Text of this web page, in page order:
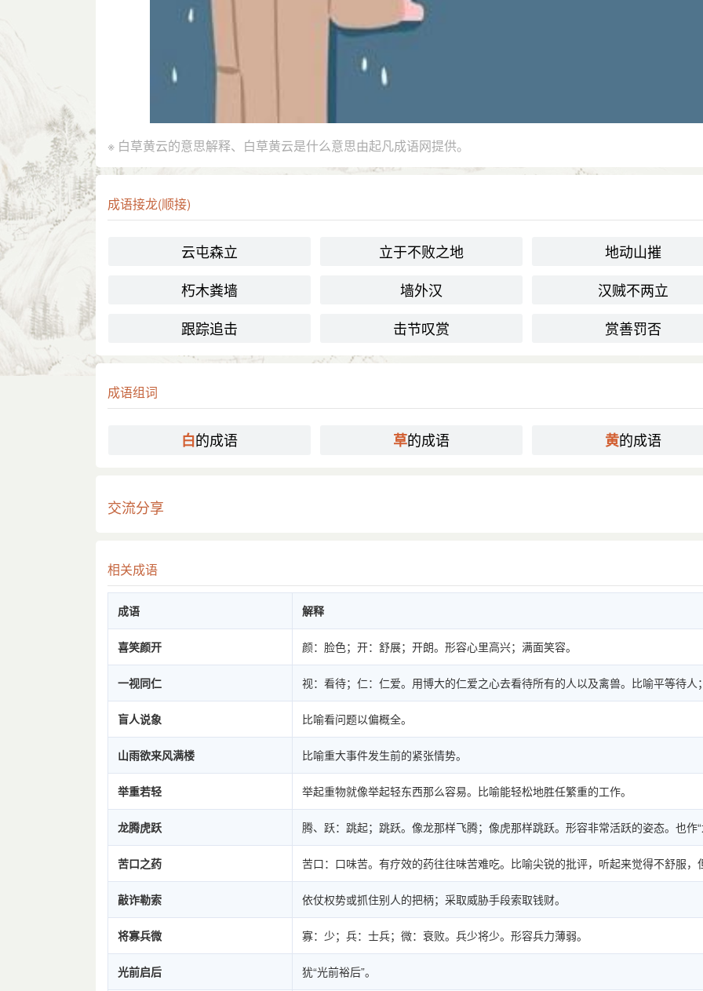
※ 白草黄云的意思解释、白草黄云是什么意思由起凡成语网提供。
成语接龙(顺接)
云屯森立 立于不败之地
地动山摧
朽木粪墙
墙外汉
汉贼不两立
跟踪追击
击节叹赏 赏善罚否
成语组词
白的成语 草的成语 黄的成语
交流分享
相关成语
成语 解释
喜笑颜开 颜：脸色；开：舒展；开朗。形容心里高兴；满面笑容。
一视同仁 视：看待；仁：仁爱。用博大的仁爱之心去看待所有的人以及禽兽。比喻平等待人
盲人说象 比喻看问题以偏概全。
山雨欲来风满楼 比喻重大事件发生前的紧张情势。
举重若轻 举起重物就像举起轻东西那么容易。比喻能轻松地胜任繁重的工作。
龙腾虎跃 腾、跃：跳起；跳跃。像龙那样飞腾；像虎那样跳跃。形容非常活跃的姿态。也作
苦口之药 苦口：口味苦。有疗效的药往往味苦难吃。比喻尖锐的批评，听起来觉得不舒服，
敲诈勒索 依仗权势或抓住别人的把柄；采取威胁手段索取钱财。
将寡兵微 寡：少；兵：士兵；微：衰败。兵少将少。形容兵力薄弱。
光前启后 犹“光前裕后”。